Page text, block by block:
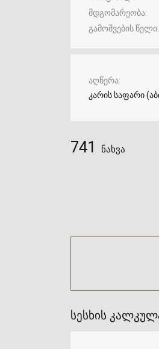
მდგომარეობა
გამოშვების წელი
აღწერა
კარის საფარი
741 ნახვა
სესხის